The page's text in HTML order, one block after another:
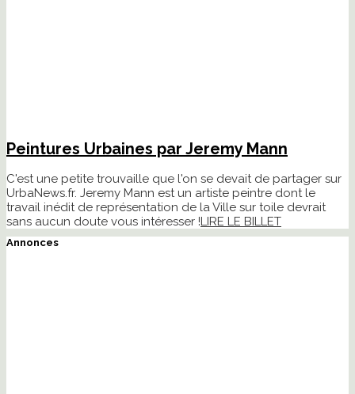
Peintures Urbaines par Jeremy Mann
C'est une petite trouvaille que l'on se devait de partager sur
UrbaNews.fr. Jeremy Mann est un artiste peintre dont le
travail inédit de représentation de la Ville sur toile devrait
sans aucun doute vous intéresser !LIRE LE BILLET
Annonces